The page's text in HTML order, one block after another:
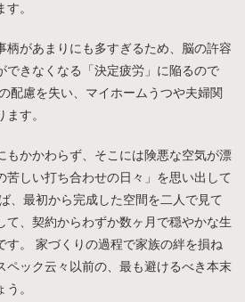
。
柄があまりにも多すぎるため、脳の許容
できなくなる「決定疲労」に陥るので
配慮を失い、マイホームうつや夫婦関
す。
もかかわらず、そこには険悪な空気が漂
苦しい打ち合わせの日々」を思い出して
、最初から完成した空間を二人で見て
て、契約からわずか数ヶ月で穏やかな生
す。 家づくりの過程で家族の絆を損ね
ペック云々以前の、最も避けるべき本末
。